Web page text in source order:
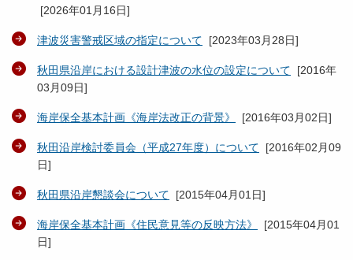
[2026年01月16日]
津波災害警戒区域の指定について [2023年03月28日]
秋田県沿岸における設計津波の水位の設定について [2016年
03月09日]
海岸保全基本計画《海岸法改正の背景》 [2016年03月02日]
秋田沿岸検討委員会（平成27年度）について [2016年02月09
日]
秋田県沿岸懇談会について [2015年04月01日]
海岸保全基本計画《住民意見等の反映方法》 [2015年04月01
日]